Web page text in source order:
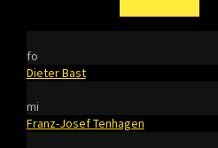
fo
Dieter Bast
mi
Franz-Josef Tenhagen